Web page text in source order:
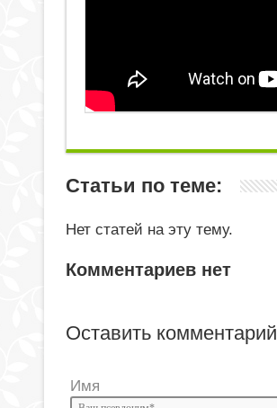
Статьи по теме:
Нет статей на эту тему.
Комментариев нет
Оставить комментарий
Имя